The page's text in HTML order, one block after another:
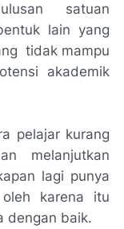
satuan
lain yang
tidak mampu
akademik
pelajar kurang
melanjutkan
lagi punya
karena itu
dengan baik.